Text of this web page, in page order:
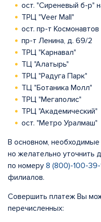
ост. "Сиреневый б-р"
ТРЦ "Veer Mall"
ост. пр-т Космонавтов
пр-т Ленина, д. 69/2
ТРЦ "Карнавал"
ТЦ "Алатырь"
ТРЦ "Радуга Парк"
ТЦ "Ботаника Молл"
ТРЦ "Мегаполис"
ТРЦ "Академический"
ост. "Метро Уралмаш"
В основном, необходимые
но желательно уточнить
по номеру 8 (800)-100-39-
филиалов.
Совершить платеж Вы
перечисленных: